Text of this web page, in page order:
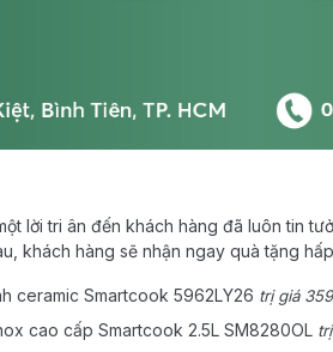
lời tri ân đến khách hàng đã luôn tin
khách hàng sẽ nhận ngay quà tặng
ceramic Smartcook 5962LY26 trị giá
cao cấp Smartcook 2.5L SM8280OL